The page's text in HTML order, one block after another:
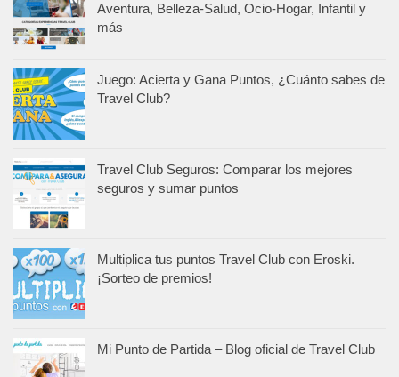
Aventura, Belleza-Salud, Ocio-Hogar, Infantil y
más
Juego: Acierta y Gana Puntos, ¿Cuánto sabes de
Travel Club?
Travel Club Seguros: Comparar los mejores
seguros y sumar puntos
Multiplica tus puntos Travel Club con Eroski.
¡Sorteo de premios!
Mi Punto de Partida – Blog oficial de Travel Club